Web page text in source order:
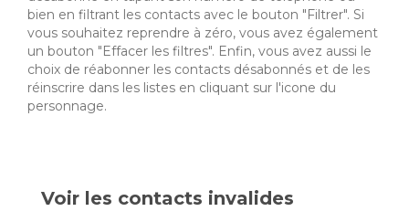
bien en filtrant les contacts avec le bouton "Filtrer". Si
vous souhaitez reprendre à zéro, vous avez également
un bouton "Effacer les filtres". Enfin, vous avez aussi le
choix de réabonner les contacts désabonnés et de les
réinscrire dans les listes en cliquant sur l'icone du
personnage.
Voir les contacts invalides